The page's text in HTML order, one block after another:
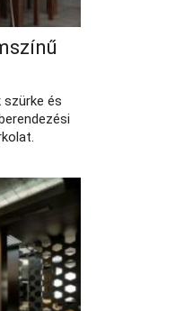
és